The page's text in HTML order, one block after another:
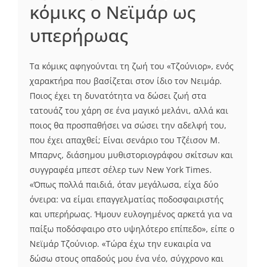
κόμικς ο Νεϊμάρ ως
υπερήρωας
Τα κόμικς αφηγούνται τη ζωή του «Τζούνιορ», ενός
χαρακτήρα που βασίζεται στον ίδιο τον Νειμάρ.
Ποιος έχει τη δυνατότητα να δώσει ζωή στα
τατουάζ του χάρη σε ένα μαγικό μελάνι, αλλά και
ποιος θα προσπαθήσει να σώσει την αδελφή του,
που έχει απαχθεί; Είναι σενάριο του Τζέισον Μ.
Μπαρνς, διάσημου μυθιστοριογράφου σκίτσων και
συγγραφέα μπεστ σέλερ των New York Times.
«Όπως πολλά παιδιά, όταν μεγάλωσα, είχα δύο
όνειρα: να είμαι επαγγελματίας ποδοσφαιριστής
και υπερήρωας. Ήμουν ευλογημένος αρκετά για να
παίξω ποδόσφαιρο στο υψηλότερο επίπεδο», είπε ο
Νεϊμάρ Τζούνιορ. «Τώρα έχω την ευκαιρία να
δώσω στους οπαδούς μου ένα νέο, σύγχρονο και